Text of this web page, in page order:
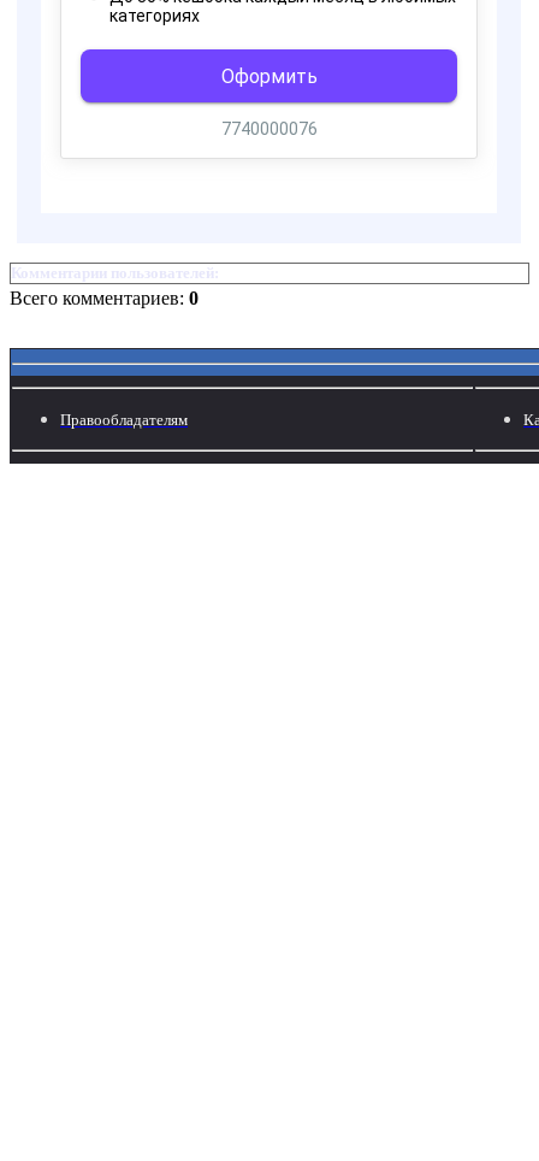
Комментарии пользователей:
Всего комментариев: 0
Правообладателям